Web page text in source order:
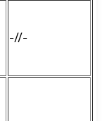
-//-